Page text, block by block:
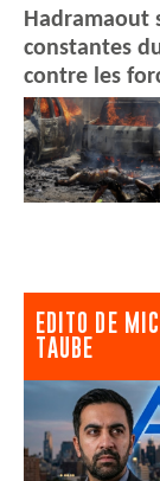
Hadramaout
constantes
contre les
EDITO DE
TAUBE